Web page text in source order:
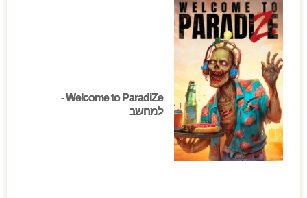
Welcome to ParadiZe -
למחשב
Welcome to ParadiZe -
למחשב